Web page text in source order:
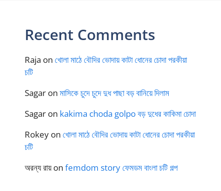
Recent Comments
Raja on খোলা মাঠে বৌদির ভোদায় কাটা ধোনের চোদা পরকীয়া
চটি
Sagar on মাসিকে চুদে চুদে দুধ পাছা বড় বানিয়ে দিলাম
Sagar on kakima choda golpo বড় দুধের কাকিমা চোদা
Rokey on খোলা মাঠে বৌদির ভোদায় কাটা ধোনের চোদা পরকীয়া
চটি
অরন্য রায়on femdom story ফেমডম বাংলা চটি গল্প